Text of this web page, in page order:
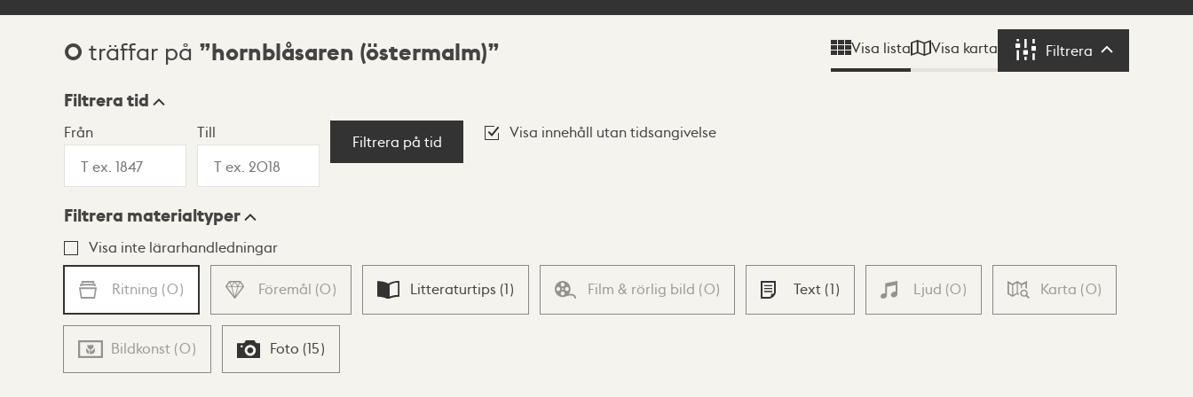
Sökresultat
0 träffar på hornblåsaren (östermalm) Visa lista Visa karta Filtrera Filtrera
Visningsläge
Lista Karta
Filtrera tid
Från Till
Filtrera på tid
Visa innehåll utan tidsangivelse
Filtrera materialtyper
Visa inte lärarhandledningar
Ritning (0) Föremål (0) Litteraturtips (1) Film & rörlig bild (0) Text (1) Ljud (0) Karta (0)
Bildkonst (0) Foto (15)